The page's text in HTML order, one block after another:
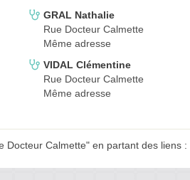
GRAL Nathalie
Rue Docteur Calmette
Même adresse
VIDAL Clémentine
Rue Docteur Calmette
Même adresse
Docteur Calmette" en partant des liens :